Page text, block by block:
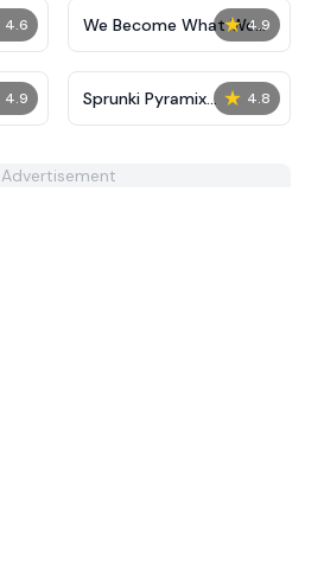
4.6 ★ 4.9
We Become What We
Behold
4.9 ★ 4.8
Sprunki Pyramix
Ultimate Port
Advertisement